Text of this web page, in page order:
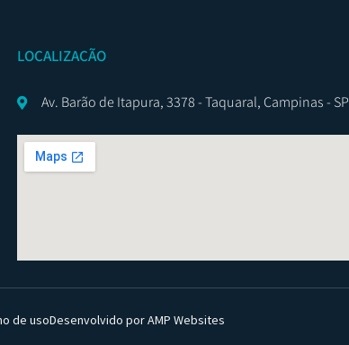
LOCALIZAÇÃO
Av. Barão de Itapura, 3378 - Taquaral, Campinas - SP
de usoDesenvolvido por AMP Websites